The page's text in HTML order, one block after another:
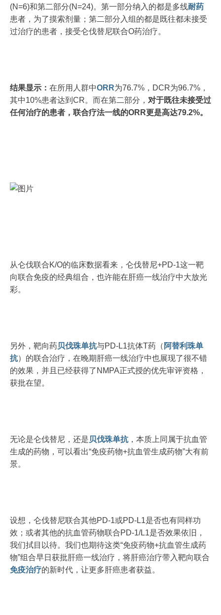
(N=6)和第二部分(N=24)。第一部分纳入的都是多线耐药
患者，为了摸索剂量；第二部分入组的都是既往都未接受
过治疗的患者，接受仑伐替尼联合O药治疗。
结果显示： 在所用人群中ORR为76.7%，DCR为96.7%，
其中10%患者达到CR。而在第二部分， 对于既往未接受过
任何治疗的患者，联合疗法一线的ORR更是高达79.2%。
从仑伐联合K/O的临床数据看来，仑伐替尼+PD-1这一靶
向联合免疫的经典组合，也许能在肝癌一线治疗中大放光
彩。
另外，靶向药贝伐珠单抗与PD-L1抗体T药（ 阿替利珠单
抗）的联合治疗，在晚期肝癌一线治疗中也展现了很不错
的效果，并且已经获得了NMPA正式授的优先审评资格，
获批在望。
无论是仑伐替尼，还是 贝伐珠单抗，本质上同属于抗血管
生成的药物，可以看出“免疫药物+抗血管生成药物”大有前
景。
设想，仑伐替尼联合其他PD-1或PD-L1是否也有同样功
效；或者其他的抗血管药物联合PD-1/L1是否效果依旧，
我们拭目以待。我们也期待这类“免疫药物+抗血管生成药
物”组合早日获批肝癌一线治疗，将肝癌治疗带入靶向联合
免疫治疗的新时代，让更多肝癌患者获益。